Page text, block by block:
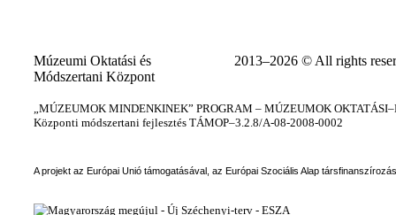
Múzeumi Oktatási és
Módszertani Központ
2013–2026 © All rights
„MÚZEUMOK MINDENKINEK” PROGRAM – MÚZEUMOK
Központi módszertani fejlesztés TÁMOP–3.2.8/A-08-2008-0002
A projekt az Európai Unió támogatásával, az Európai Szociális Alap